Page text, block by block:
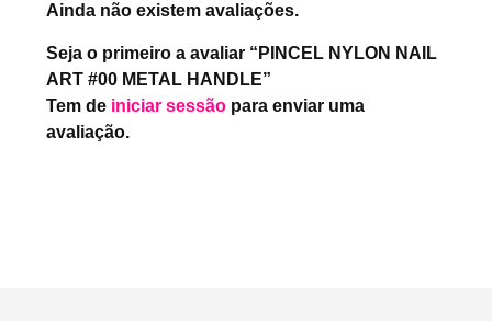
Ainda não existem avaliações.
Seja o primeiro a avaliar “PINCEL NYLON NAIL
ART #00 METAL HANDLE”
Tem de iniciar sessão para enviar uma
avaliação.